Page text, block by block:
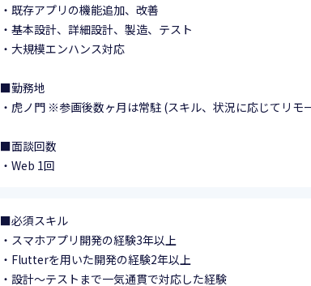
・既存アプリの機能追加、改善
・基本設計、詳細設計、製造、テスト
・大規模エンハンス対応
■勤務地
・虎ノ門 ※参画後数ヶ月は常駐 (スキル、状況に応じてリモ
■面談回数
・Web 1回
■必須スキル
・スマホアプリ開発の経験3年以上
・Flutterを用いた開発の経験2年以上
・設計～テストまで一気通貫で対応した経験